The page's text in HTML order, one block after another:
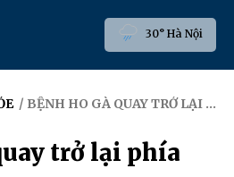
30° Hà Nội
/ BỆNH HO GÀ QUAY TRỞ LẠI PHÍA NAM
trở lại phía